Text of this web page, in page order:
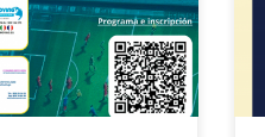
y experiencias sobre
del fútbol: el
física, […]